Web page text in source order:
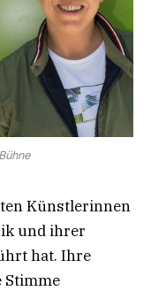
Künstlerinnen
und ihrer
hat. Ihre
Stimme